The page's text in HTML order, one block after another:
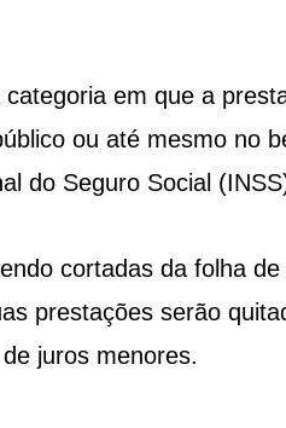
em que a
ou até mesmo no
do Seguro Social
cortadas da folha
prestações serão
juros menores.